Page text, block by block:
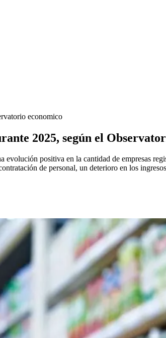
economico
2025, según el
evolución positiva en la cantidad de empresas
de personal, un deterioro en los